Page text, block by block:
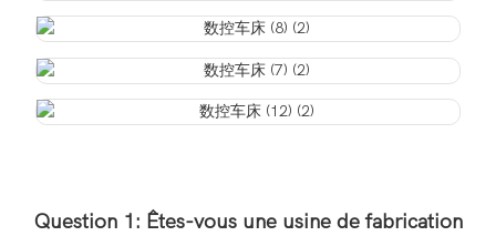
Question 1: Êtes-vous une usine de fabrication